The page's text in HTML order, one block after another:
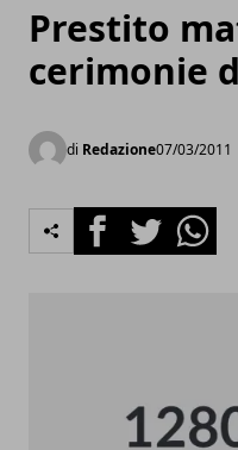
Prestito
cerimonie
di Redazione07/03/2011
FacebookTwitter